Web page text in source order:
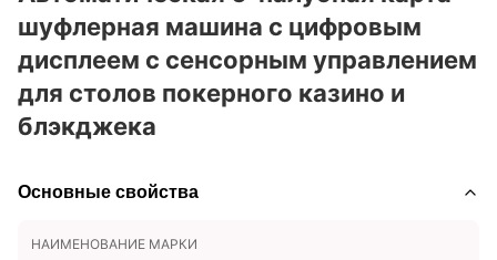
шуфлерная машина с цифровым
дисплеем с сенсорным управлением
для столов покерного казино и
блэкджека
Основные свойства
НАИМЕНОВАНИЕ МАРКИ